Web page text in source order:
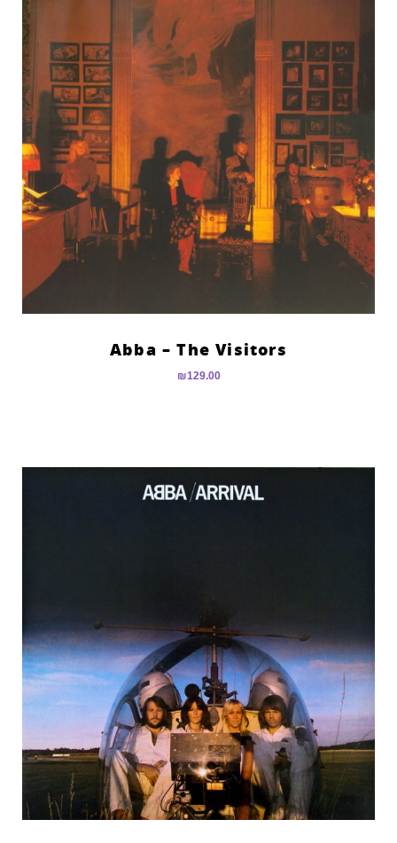
Abba – The Visitors
₪129.00